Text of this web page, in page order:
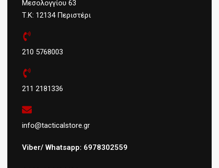
Μεσολογγίου 63
Τ.Κ: 12134 Περιστέρι
210 5768003
211 2181336
info@tacticalstore.gr
Viber/ Whatsapp: 6978302559